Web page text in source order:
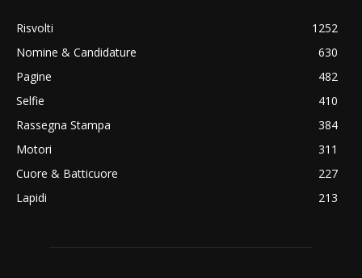
Risvolti
1252
Nomine & Candidature
630
Pagine
482
Selfie
410
Rassegna Stampa
384
Motori
311
Cuore & Batticuore
227
Lapidi
213